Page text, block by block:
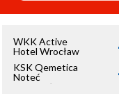
WKK Active
Hotel Wrocław
KSK Qemetica
Noteć
Inowrocław